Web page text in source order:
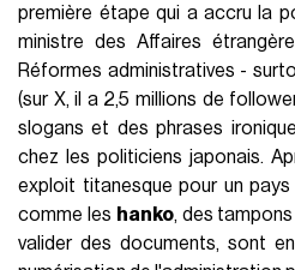
première étape qui a accru la
ministre des Affaires
Réformes administratives -
(sur X, il a 2,5 millions de
slogans et des phrases
chez les politiciens japonais.
exploit titanesque pour un
comme les hanko, des
valider des documents, sont